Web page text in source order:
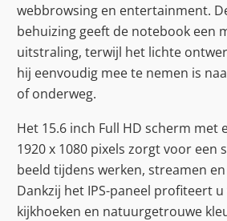
webbrowsing en entertainment.
behuizing geeft de notebook een
uitstraling, terwijl het lichte
hij eenvoudig mee te nemen is
of onderweg.
Het 15.6 inch Full HD scherm met
1920 x 1080 pixels zorgt voor een
beeld tijdens werken, streamen
Dankzij het IPS-paneel profiteert
kijkhoeken en natuurgetrouwe